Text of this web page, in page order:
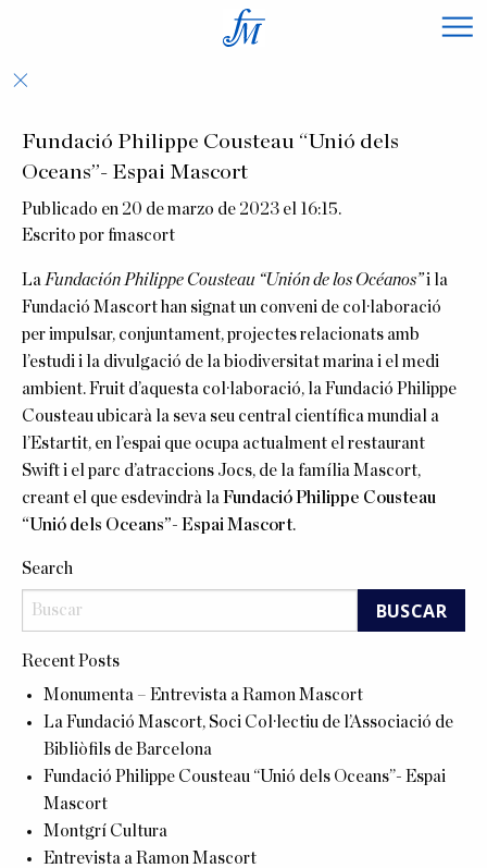
×
Fundació Philippe Cousteau “Unió dels
Oceans”- Espai Mascort
Publicado en 20 de marzo de 2023 el 16:15.
Escrito por fmascort
La Fundación Philippe Cousteau “Unión de los Océanos”i la
Fundació Mascort han signat un conveni de col·laboració
per impulsar, conjuntament, projectes relacionats amb
l’estudi i la divulgació de la biodiversitat marina i el medi
ambient. Fruit d’aquesta col·laboració, la Fundació Philippe
Cousteau ubicarà la seva seu central científica mundial a
l’Estartit, en l’espai que ocupa actualment el restaurant
Swift i el parc d’atraccions Jocs, de la família Mascort,
creant el que esdevindrà la Fundació Philippe Cousteau
“Unió dels Oceans”- Espai Mascort.
Search
Recent Posts
Monumenta – Entrevista a Ramon Mascort
La Fundació Mascort, Soci Col·lectiu de l’Associació de
Bibliòfils de Barcelona
Fundació Philippe Cousteau “Unió dels Oceans”- Espai
Mascort
Montgrí Cultura
Entrevista a Ramon Mascort